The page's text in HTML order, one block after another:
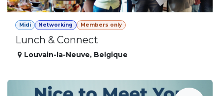
Midi Networking Members only
Lunch & Connect
Louvain-la-Neuve, Belgique